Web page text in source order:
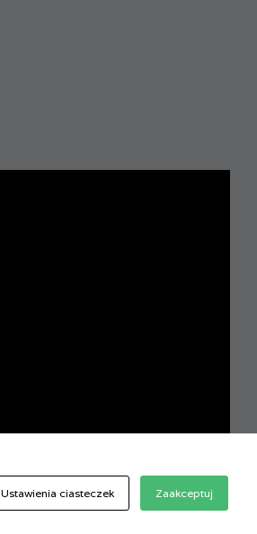
Ustawienia ciasteczek Zaakceptuj